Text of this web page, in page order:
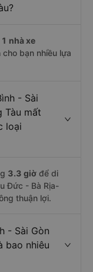
1 nhà xe
bạn nhiều lựa
- Sài
Tàu mất
loại
3.3 giờ để di
Đức - Bà Rịa-
thuận lợi.
- Sài Gòn
bao nhiêu